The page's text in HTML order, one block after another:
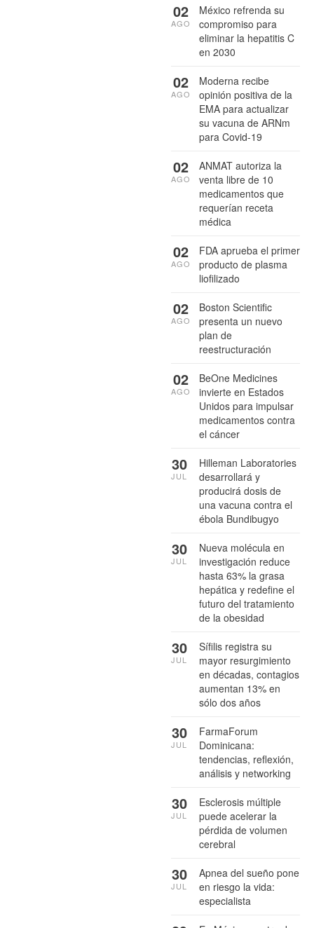
México refrenda su
compromiso para
eliminar la hepatitis C
en 2030
02
AGO
Moderna recibe
opinión positiva de la
EMA para actualizar
su vacuna de ARNm
para Covid-19
02
AGO
ANMAT autoriza la
venta libre de 10
medicamentos que
requerían receta
médica
02
AGO
FDA aprueba el primer
producto de plasma
liofilizado
02
AGO
Boston Scientific
presenta un nuevo
plan de
reestructuración
02
AGO
BeOne Medicines
invierte en Estados
Unidos para impulsar
medicamentos contra
el cáncer
02
AGO
Hilleman Laboratories
desarrollará y
producirá dosis de
una vacuna contra el
ébola Bundibugyo
30
JUL
Nueva molécula en
investigación reduce
hasta 63% la grasa
hepática y redefine el
futuro del tratamiento
de la obesidad
30
JUL
Sífilis registra su
mayor resurgimiento
en décadas, contagios
aumentan 13% en
sólo dos años
30
JUL
FarmaForum
Dominicana:
tendencias, reflexión,
análisis y networking
30
JUL
Esclerosis múltiple
puede acelerar la
pérdida de volumen
cerebral
30
JUL
Apnea del sueño pone
en riesgo la vida:
especialista
30
JUL